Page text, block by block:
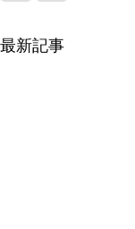
最新記事